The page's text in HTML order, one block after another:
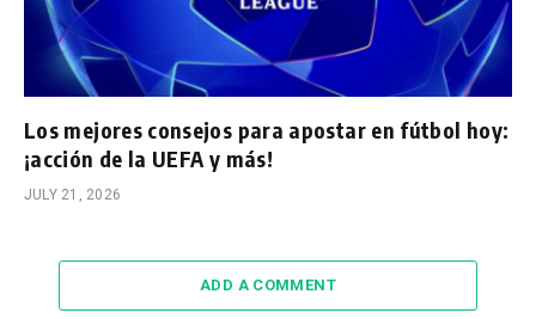
Los mejores consejos para apostar en fútbol hoy:
¡acción de la UEFA y más!
JULY 21, 2026
ADD A COMMENT